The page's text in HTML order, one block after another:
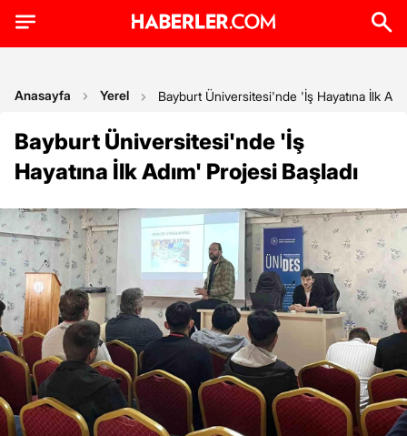
Anasayfa Yerel Bayburt Üniversitesi'nde 'İş Hayatına İlk
Bayburt Üniversitesi'nde 'İş
Hayatına İlk Adım' Projesi Başladı